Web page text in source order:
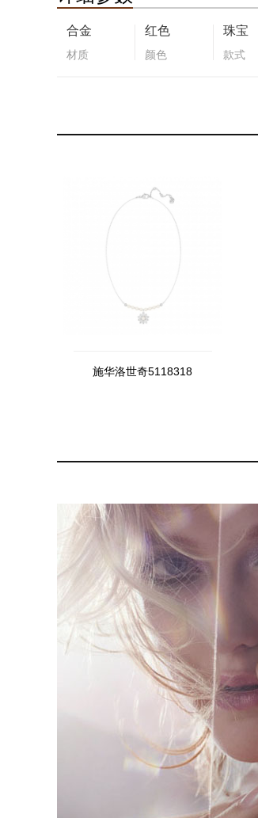
合金
材质
红色
颜色
珠宝
款式
施华洛世奇5118318